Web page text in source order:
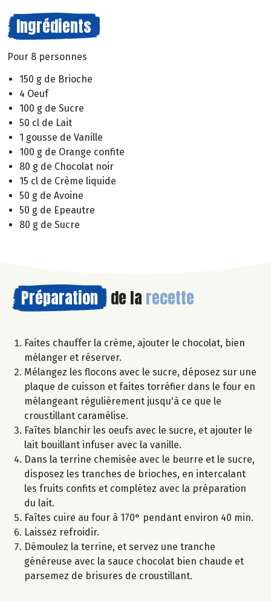
Ingrédients
Pour 8 personnes
150 g de Brioche
4 Oeuf
100 g de Sucre
50 cl de Lait
1 gousse de Vanille
100 g de Orange confite
80 g de Chocolat noir
15 cl de Crème liquide
50 g de Avoine
50 g de Epeautre
80 g de Sucre
Préparation de la recette
Faites chauffer la crème, ajouter le chocolat, bien
mélanger et réserver.
Mélangez les flocons avec le sucre, déposez sur une
plaque de cuisson et faites torréfier dans le four en
mélangeant régulièrement jusqu'à ce que le
croustillant caramélise.
Faîtes blanchir les oeufs avec le sucre, et ajouter le
lait bouillant infuser avec la vanille.
Dans la terrine chemisée avec le beurre et le sucre,
disposez les tranches de brioches, en intercalant
les fruits confits et complétez avec la préparation
du lait.
Faîtes cuire au four à 170° pendant environ 40 min.
Laissez refroidir.
Démoulez la terrine, et servez une tranche
généreuse avec la sauce chocolat bien chaude et
parsemez de brisures de croustillant.